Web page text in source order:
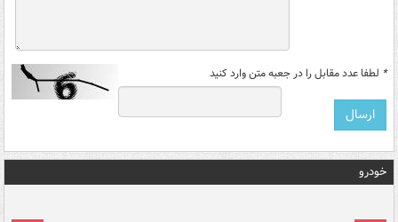
* لطفا عدد مقابل را در جعبه متن وارد کنید
خودرو